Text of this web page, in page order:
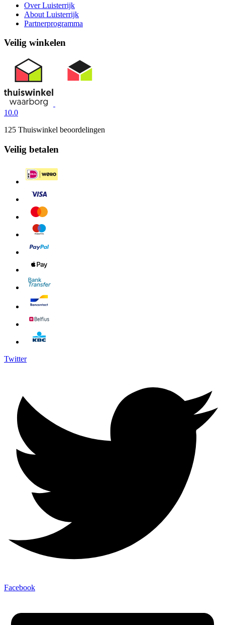
Over Luisterrijk
About Luisterrijk
Partnerprogramma
Veilig winkelen
10.0
125 Thuiswinkel beoordelingen
Veilig betalen
Twitter
Facebook